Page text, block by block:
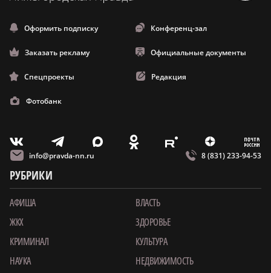
Оформить подписку Конференц-зал
Заказать рекламу Официальные документы
Спецпроекты Редакция
Фотобанк
V T X O E Z m
info@pravda-nn.ru 8 (831) 233-94-53
РУБРИКИ
АФИША
ВЛАСТЬ
ЖКХ
ЗДОРОВЬЕ
КРИМИНАЛ
КУЛЬТУРА
НАУКА
НЕДВИЖИМОСТЬ